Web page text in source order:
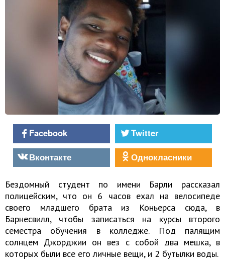
Facebook
Twitter
Вконтакте
Однокласники
Бездомный студент по имени Барли рассказал
полицейским, что он 6 часов ехал на велосипеде
своего младшего брата из Коньерса сюда, в
Барнесвилл, чтобы записаться на курсы второго
семестра обучения в колледже. Под палящим
солнцем Джорджии он вез с собой два мешка, в
которых были все его личные вещи, и 2 бутылки воды.